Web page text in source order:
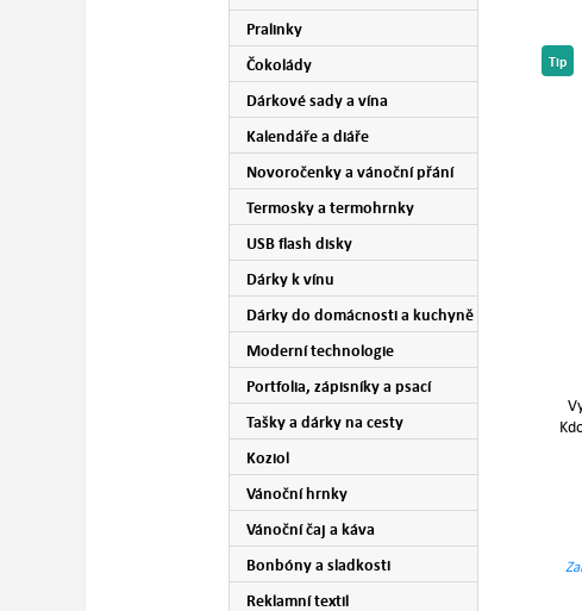
Tip
Pralinky
Čokolády
Dárkové sady a vína
Kalendáře a diáře
Novoročenky a vánoční přání
Termosky a termohrnky
USB flash disky
Dárky k vínu
Dárky do domácnosti a kuchyně
Moderní technologie
Portfolia, zápisníky a psací
potřeby
Tašky a dárky na cesty
Koziol
Vánoční hrnky
Vánoční čaj a káva
Bonbóny a sladkosti
Reklamní textil